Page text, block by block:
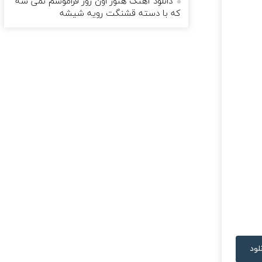
که با دسته قشنگت رویه شیشه